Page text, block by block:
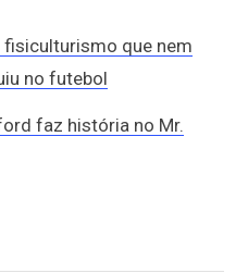
que nem
no futebol
faz história no Mr.